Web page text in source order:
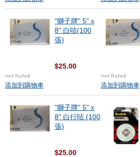
"獅子牌" 5" x
8" 白咭(100
張)
$25.00
添加到購物車 添加到購物車
"獅子牌" 5" x
8" 白行咭 (100
張)
$25.00